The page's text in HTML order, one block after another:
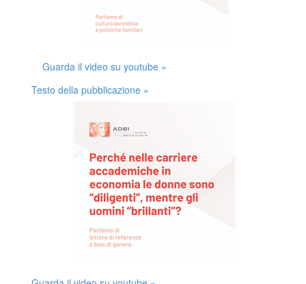
Guarda il video su youtube »
Testo della pubblicazione »